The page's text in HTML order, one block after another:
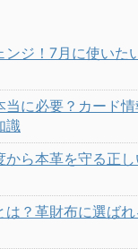
ジ！7月に使いた
当に必要？カード
識
から本革を守る正
は？革財布に選ば